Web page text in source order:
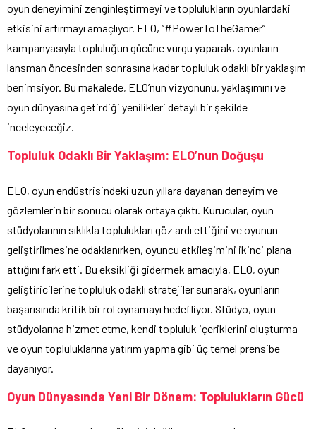
oyun deneyimini zenginleştirmeyi ve toplulukların oyunlardaki
etkisini artırmayı amaçlıyor. ELO, “#PowerToTheGamer”
kampanyasıyla topluluğun gücüne vurgu yaparak, oyunların
lansman öncesinden sonrasına kadar topluluk odaklı bir yaklaşım
benimsiyor. Bu makalede, ELO’nun vizyonunu, yaklaşımını ve
oyun dünyasına getirdiği yenilikleri detaylı bir şekilde
inceleyeceğiz.
Topluluk Odaklı Bir Yaklaşım: ELO’nun Doğuşu
ELO, oyun endüstrisindeki uzun yıllara dayanan deneyim ve
gözlemlerin bir sonucu olarak ortaya çıktı. Kurucular, oyun
stüdyolarının sıklıkla toplulukları göz ardı ettiğini ve oyunun
geliştirilmesine odaklanırken, oyuncu etkileşimini ikinci plana
attığını fark etti. Bu eksikliği gidermek amacıyla, ELO, oyun
geliştiricilerine topluluk odaklı stratejiler sunarak, oyunların
başarısında kritik bir rol oynamayı hedefliyor. Stüdyo, oyun
stüdyolarına hizmet etme, kendi topluluk içeriklerini oluşturma
ve oyun topluluklarına yatırım yapma gibi üç temel prensibe
dayanıyor.
Oyun Dünyasında Yeni Bir Dönem: Toplulukların Gücü